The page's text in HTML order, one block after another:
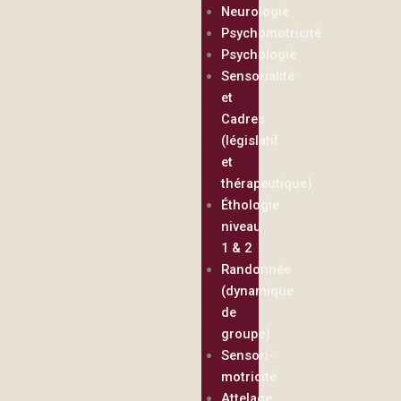
Neurologie
Psychomotricité
Psychologie
Sensorialité
et
Cadres
(législatif
et
thérapeutique)
Éthologie
niveau
1 & 2
Randonnée
(dynamique
de
groupe)
Sensori-
motricité